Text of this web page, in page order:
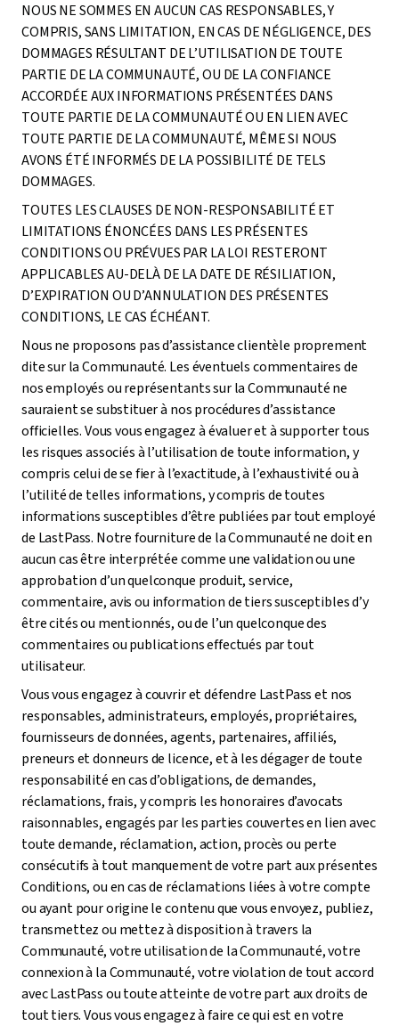
NOUS NE SOMMES EN AUCUN CAS RESPONSABLES, Y
COMPRIS, SANS LIMITATION, EN CAS DE NÉGLIGENCE, DES
DOMMAGES RÉSULTANT DE L’UTILISATION DE TOUTE
PARTIE DE LA COMMUNAUTÉ, OU DE LA CONFIANCE
ACCORDÉE AUX INFORMATIONS PRÉSENTÉES DANS
TOUTE PARTIE DE LA COMMUNAUTÉ OU EN LIEN AVEC
TOUTE PARTIE DE LA COMMUNAUTÉ, MÊME SI NOUS
AVONS ÉTÉ INFORMÉS DE LA POSSIBILITÉ DE TELS
DOMMAGES.
TOUTES LES CLAUSES DE NON-RESPONSABILITÉ ET
LIMITATIONS ÉNONCÉES DANS LES PRÉSENTES
CONDITIONS OU PRÉVUES PAR LA LOI RESTERONT
APPLICABLES AU-DELÀ DE LA DATE DE RÉSILIATION,
D’EXPIRATION OU D’ANNULATION DES PRÉSENTES
CONDITIONS, LE CAS ÉCHÉANT.
Nous ne proposons pas d’assistance clientèle proprement
dite sur la Communauté. Les éventuels commentaires de
nos employés ou représentants sur la Communauté ne
sauraient se substituer à nos procédures d’assistance
officielles. Vous vous engagez à évaluer et à supporter tous
les risques associés à l’utilisation de toute information, y
compris celui de se fier à l’exactitude, à l’exhaustivité ou à
l’utilité de telles informations, y compris de toutes
informations susceptibles d’être publiées par tout employé
de LastPass. Notre fourniture de la Communauté ne doit en
aucun cas être interprétée comme une validation ou une
approbation d’un quelconque produit, service,
commentaire, avis ou information de tiers susceptibles d’y
être cités ou mentionnés, ou de l’un quelconque des
commentaires ou publications effectués par tout
utilisateur.
Vous vous engagez à couvrir et défendre LastPass et nos
responsables, administrateurs, employés, propriétaires,
fournisseurs de données, agents, partenaires, affiliés,
preneurs et donneurs de licence, et à les dégager de toute
responsabilité en cas d’obligations, de demandes,
réclamations, frais, y compris les honoraires d’avocats
raisonnables, engagés par les parties couvertes en lien avec
toute demande, réclamation, action, procès ou perte
consécutifs à tout manquement de votre part aux présentes
Conditions, ou en cas de réclamations liées à votre compte
ou ayant pour origine le contenu que vous envoyez, publiez,
transmettez ou mettez à disposition à travers la
Communauté, votre utilisation de la Communauté, votre
connexion à la Communauté, votre violation de tout accord
avec LastPass ou toute atteinte de votre part aux droits de
tout tiers. Vous vous engagez à faire ce qui est en votre